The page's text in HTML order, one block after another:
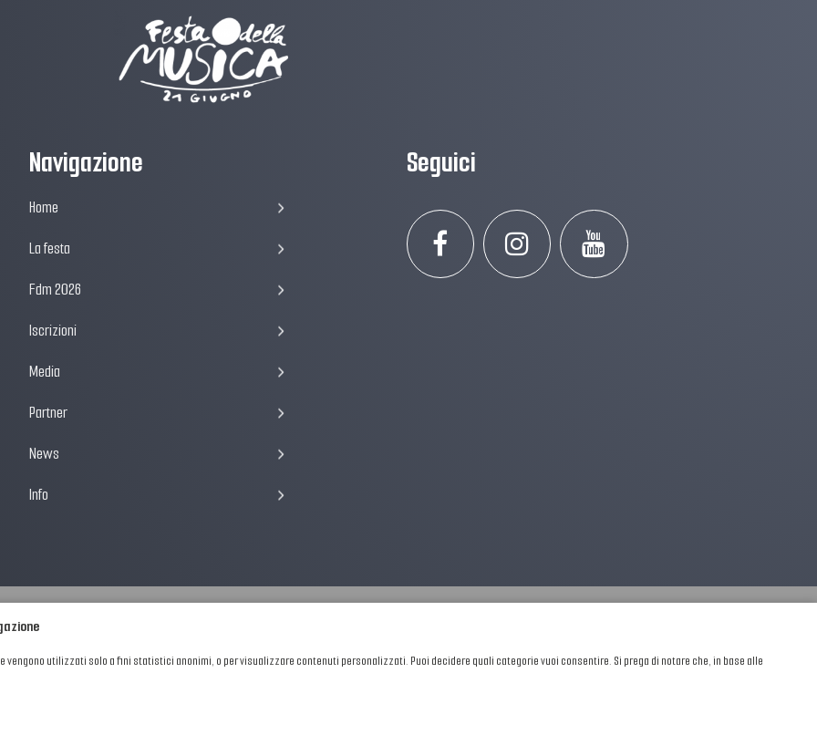
Navigazione
Home
La festa
Fdm 2026
Iscrizioni
Media
Partner
News
Info
Seguici
utilizzati solo a fini statistici anonimi, o per visualizzare contenuti personalizzati. Puoi decidere quali categorie vuoi consentire. Si prega di notare che, in base alle